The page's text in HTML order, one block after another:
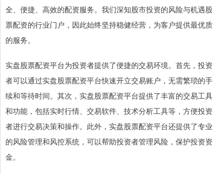
全、便捷、高效的配资服务。我们深知股市投资的风险与机遇股
票配资的行业门户，因此始终坚持稳健经营，为客户提供最优质
的服务。
实盘股票配资平台为投资者提供了便捷的交易环境。首先，投资
者可以通过实盘股票配资平台快速开立交易账户，无需繁琐的手
续和等待时间。其次，实盘股票配资平台提供了丰富的交易工具
和功能，包括实时行情、交易软件、技术分析工具等，方便投资
者进行交易决策和操作。此外，实盘股票配资平台还提供了专业
的风险管理和风控系统，可以帮助投资者管理风险，保护投资资
金。